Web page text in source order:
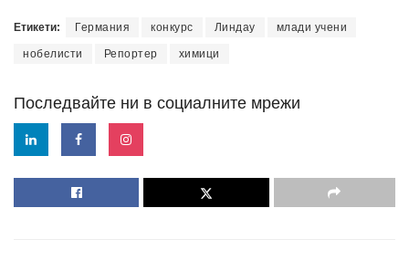
Етикети: Германия конкурс Линдау млади учени
нобелисти Репортер химици
Последвайте ни в социалните мрежи